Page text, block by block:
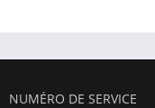
NUMÉRO DE SERVICE